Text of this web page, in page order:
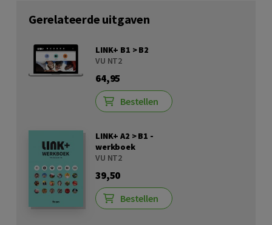
Gerelateerde uitgaven
LINK+ B1 > B2
VU NT2
64,95
Bestellen
LINK+ A2 > B1 -
werkboek
VU NT2
39,50
Bestellen